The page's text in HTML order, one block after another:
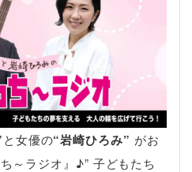
と女優の“岩崎ひろみ” がお
～ラジオ』♪” 子どもたち